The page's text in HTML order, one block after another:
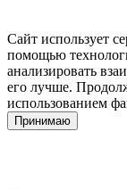
Сайт использует
помощью
анализировать
его лучше.
использованием
Принимаю